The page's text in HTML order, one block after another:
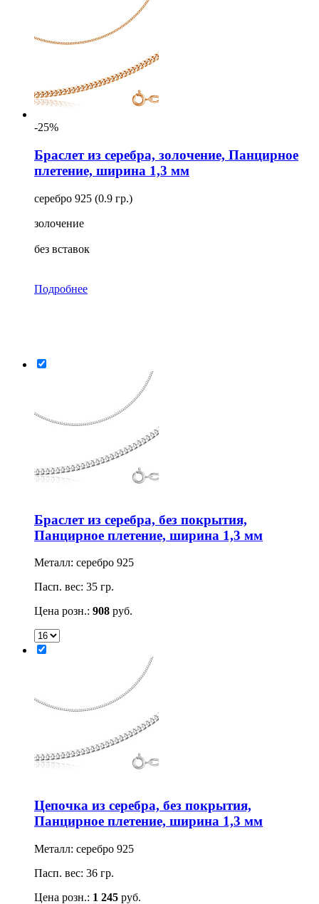
-25%
Браслет из серебра, золочение, Панцирное
плетение, ширина 1,3 мм
серебро 925 (0.9 гр.)
золочение
без вставок
Подробнее
Браслет из серебра, без покрытия,
Панцирное плетение, ширина 1,3 мм
Металл: серебро 925
Пасп. вес: 35 гр.
Цена розн.: 908 руб.
Цепочка из серебра, без покрытия,
Панцирное плетение, ширина 1,3 мм
Металл: серебро 925
Пасп. вес: 36 гр.
Цена розн.: 1 245 руб.